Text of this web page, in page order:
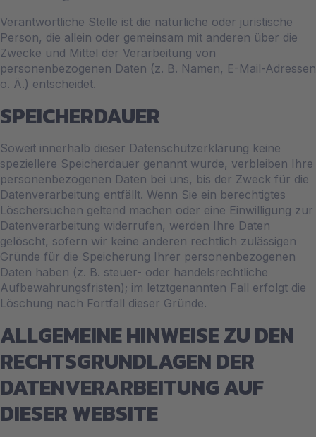
Verantwortliche Stelle ist die natürliche oder juristische
Person, die allein oder gemeinsam mit anderen über die
Zwecke und Mittel der Verarbeitung von
personenbezogenen Daten (z. B. Namen, E-Mail-Adressen
o. Ä.) entscheidet.
SPEICHERDAUER
Soweit innerhalb dieser Datenschutzerklärung keine
speziellere Speicherdauer genannt wurde, verbleiben Ihre
personenbezogenen Daten bei uns, bis der Zweck für die
Datenverarbeitung entfällt. Wenn Sie ein berechtigtes
Löschersuchen geltend machen oder eine Einwilligung zur
Datenverarbeitung widerrufen, werden Ihre Daten
gelöscht, sofern wir keine anderen rechtlich zulässigen
Gründe für die Speicherung Ihrer personenbezogenen
Daten haben (z. B. steuer- oder handelsrechtliche
Aufbewahrungsfristen); im letztgenannten Fall erfolgt die
Löschung nach Fortfall dieser Gründe.
ALLGEMEINE HINWEISE ZU DEN
RECHTSGRUNDLAGEN DER
DATENVERARBEITUNG AUF
DIESER WEBSITE